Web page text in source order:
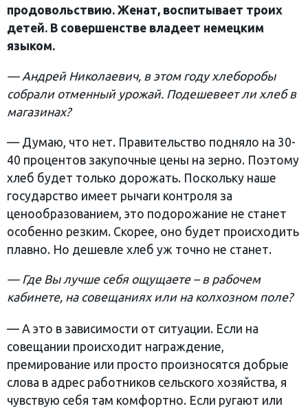
продовольствию. Женат, воспитывает троих
детей. В совершенстве владеет немецким
языком.
— Андрей Николаевич, в этом году хлеборобы
собрали отменный урожай. Подешевеет ли хлеб в
магазинах?
— Думаю, что нет. Правительство подняло на 30-
40 процентов закупочные цены на зерно. Поэтому
хлеб будет только дорожать. Поскольку наше
государство имеет рычаги контроля за
ценообразованием, это подорожание не станет
особенно резким. Скорее, оно будет происходить
плавно. Но дешевле хлеб уж точно не станет.
— Где Вы лучше себя ощущаете – в рабочем
кабинете, на совещаниях или на колхозном поле?
— А это в зависимости от ситуации. Если на
совещании происходит награждение,
премирование или просто произносятся добрые
слова в адрес работников сельского хозяйства, я
чувствую себя там комфортно. Если ругают или